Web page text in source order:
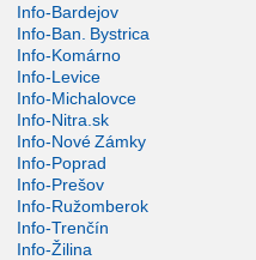
Info-Bardejov
Info-Ban. Bystrica
Info-Komárno
Info-Levice
Info-Michalovce
Info-Nitra.sk
Info-Nové Zámky
Info-Poprad
Info-Prešov
Info-Ružomberok
Info-Trenčín
Info-Žilina